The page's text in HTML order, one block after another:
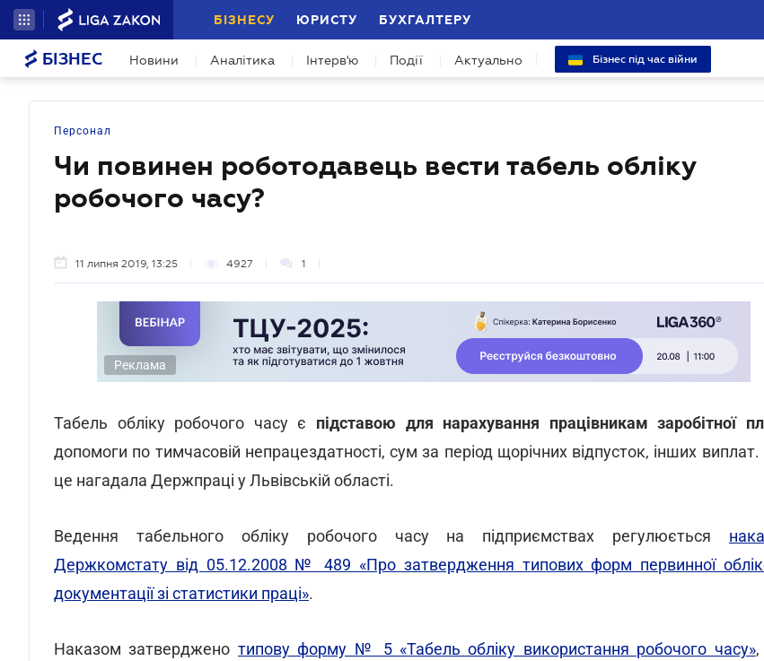
БІЗНЕСУ ЮРИСТУ БУХГАЛТЕРУ
БІЗНЕС Новини Аналітика Інтерв'ю Події Актуально Бізнес під час війни
Персонал
Чи повинен роботодавець вести табель обліку
робочого часу?
11 липня 2019, 13:25 4927 1
Реклама
Табель обліку робочого часу є підставою для нарахування працівникам заробітної
допомоги по тимчасовій непрацездатності, сум за період щорічних відпусток, інших
це нагадала Держпраці у Львівській області.
Ведення табельного обліку робочого часу на підприємствах регулюється
Держкомстату від 05.12.2008 № 489 «Про затвердження типових форм первинної
документації зі статистики праці».
Наказом затверджено типову форму № 5 «Табель обліку використання робочого часу»,